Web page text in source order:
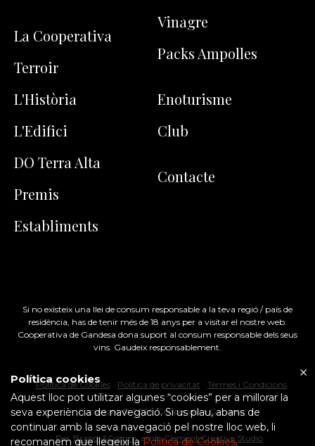
La Cooperativa
Terroir
L'Història
L'Edifici
DO Terra Alta
Premis
Establiments
Vinagre
Packs Ampolles
Enoturisme
Club
Contacte
Si no existeix una llei de consum responsable a la teva regió / país de
residència, has de tenir més de 18 anys per a visitar el nostre web.
Cooperativa de Gandesa dona suport al consum responsable dels seus
vins. Gaudeix responsablement.
Política de Cookies Política de privacitat Termes i Condicions
Copyright ©2026, Cooperativa Gandesa
Per Brands&Comm amb Clement Creative Studio
Política cookies
Aquest lloc pot utilitzar algunes “cookies” per a millorar la
seva experiència de navegació. Si us plau, abans de
continuar amb la seva navegació pel nostre lloc web, li
recomanem que llegeixi laPolítica de Cookies.